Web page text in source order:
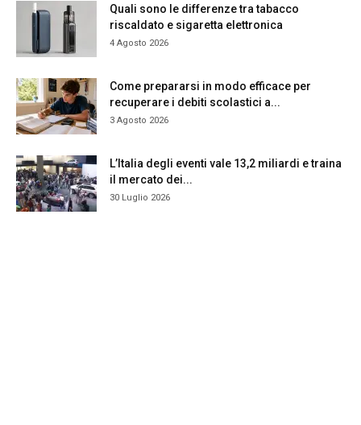
Quali sono le differenze tra tabacco
riscaldato e sigaretta elettronica
4 Agosto 2026
Come prepararsi in modo efficace per
recuperare i debiti scolastici a...
3 Agosto 2026
L’Italia degli eventi vale 13,2 miliardi e traina
il mercato dei...
30 Luglio 2026